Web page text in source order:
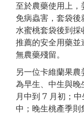
至於農藥使用上，
免病蟲害，套袋
水蜜桃套袋後到採
推薦的安全用藥
無農藥殘留。
另一位卡維蘭果
為早生、中生與
月中到 7 月初；
中；晚生桃產季